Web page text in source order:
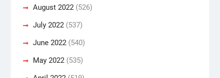
August 2022(526)
July 2022(537)
June 2022(540)
May 2022(535)